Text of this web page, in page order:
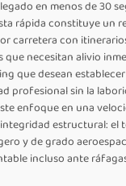
en menos de 30
rápida constituye un
carretera con
que necesitan alivio
que desean
profesional sin la
enfoque en una
estructural: el
y de grado
incluso ante